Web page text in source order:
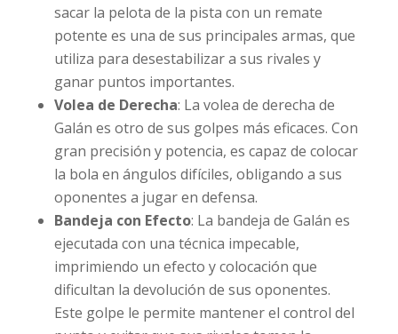
sacar la pelota de la pista con un remate
potente es una de sus principales armas, que
utiliza para desestabilizar a sus rivales y
ganar puntos importantes.
Volea de Derecha: La volea de derecha de
Galán es otro de sus golpes más eficaces. Con
gran precisión y potencia, es capaz de colocar
la bola en ángulos difíciles, obligando a sus
oponentes a jugar en defensa.
Bandeja con Efecto: La bandeja de Galán es
ejecutada con una técnica impecable,
imprimiendo un efecto y colocación que
dificultan la devolución de sus oponentes.
Este golpe le permite mantener el control del